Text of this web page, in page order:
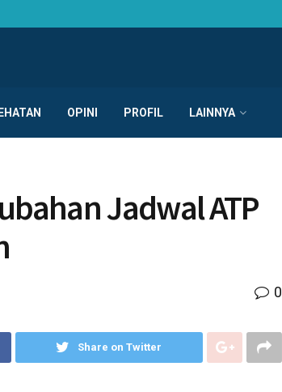
OPINI PROFIL LAINNYA
Jadwal ATP
0
Share on Twitter